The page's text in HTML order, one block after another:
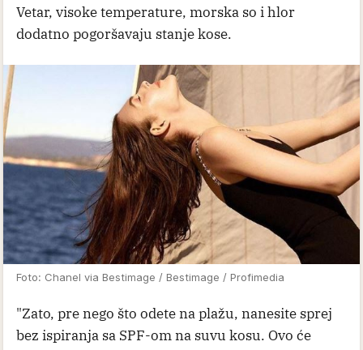
Vetar, visoke temperature, morska so i hlor
dodatno pogoršavaju stanje kose.
Foto: Chanel via Bestimage / Bestimage / Profimedia
"Zato, pre nego što odete na plažu, nanesite sprej
bez ispiranja sa SPF-om na suvu kosu. Ovo će